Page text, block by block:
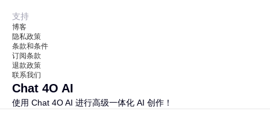
支持
博客
隐私政策
条款和条件
订阅条款
退款政策
联系我们
Chat 4O AI
使用 Chat 4O AI 进行高级一体化 AI 创作！